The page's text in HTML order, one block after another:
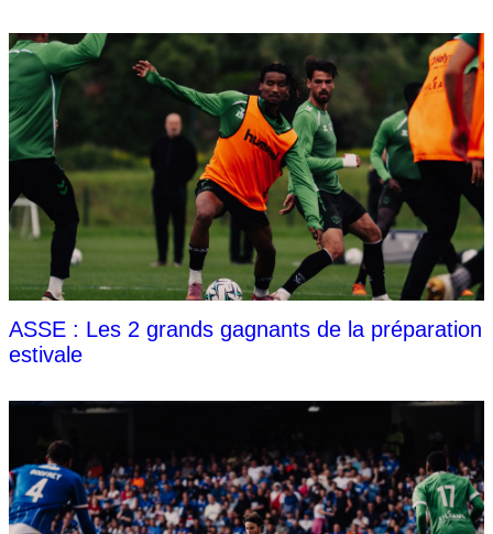
ASSE : Les 2 grands gagnants de la préparation
estivale